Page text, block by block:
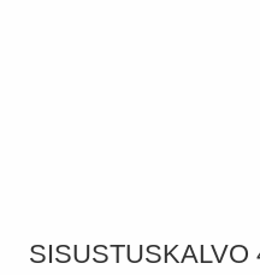
SISUSTUSKALVO